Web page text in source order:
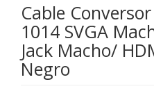
Cable
1014 SVGA
Jack Macho/
Negro